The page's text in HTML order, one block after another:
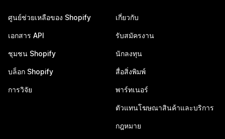
ศูนย์ช่วยเหลือของ Shopify
เอกสาร API
ชุมชน Shopify
บล็อก Shopify
การวิจัย
เกี่ยวกับ
รับสมัครงาน
นักลงทุน
สื่อสิ่งพิมพ์
พาร์ทเนอร์
ตัวแทนโฆษณาสินค้าและบริการ
กฎหมาย